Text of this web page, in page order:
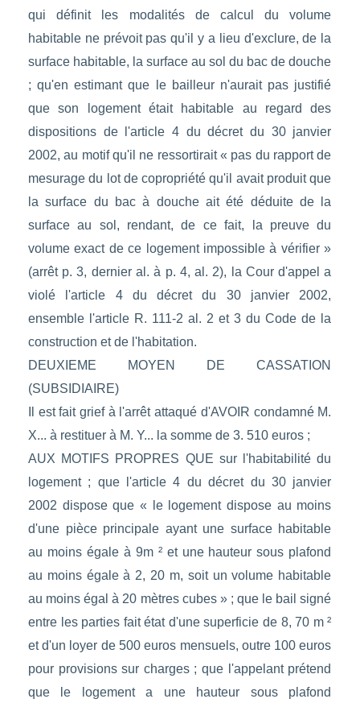
qui définit les modalités de calcul du volume
habitable ne prévoit pas qu'il y a lieu d'exclure, de la
surface habitable, la surface au sol du bac de douche
; qu'en estimant que le bailleur n'aurait pas justifié
que son logement était habitable au regard des
dispositions de l'article 4 du décret du 30 janvier
2002, au motif qu'il ne ressortirait « pas du rapport de
mesurage du lot de copropriété qu'il avait produit que
la surface du bac à douche ait été déduite de la
surface au sol, rendant, de ce fait, la preuve du
volume exact de ce logement impossible à vérifier »
(arrêt p. 3, dernier al. à p. 4, al. 2), la Cour d'appel a
violé l'article 4 du décret du 30 janvier 2002,
ensemble l'article R. 111-2 al. 2 et 3 du Code de la
construction et de l'habitation.
DEUXIEME MOYEN DE CASSATION
(SUBSIDIAIRE)
Il est fait grief à l'arrêt attaqué d'AVOIR condamné M.
X... à restituer à M. Y... la somme de 3. 510 euros ;
AUX MOTIFS PROPRES QUE sur l'habitabilité du
logement ; que l'article 4 du décret du 30 janvier
2002 dispose que « le logement dispose au moins
d'une pièce principale ayant une surface habitable
au moins égale à 9m ² et une hauteur sous plafond
au moins égale à 2, 20 m, soit un volume habitable
au moins égal à 20 mètres cubes » ; que le bail signé
entre les parties fait état d'une superficie de 8, 70 m ²
et d'un loyer de 500 euros mensuels, outre 100 euros
pour provisions sur charges ; que l'appelant prétend
que le logement a une hauteur sous plafond